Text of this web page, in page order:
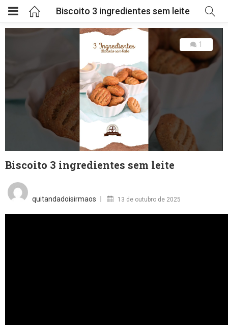
Biscoito 3 ingredientes sem leite
1
Biscoito 3 ingredientes sem leite
quitandadoisirmaos 13 de outubro de 2025